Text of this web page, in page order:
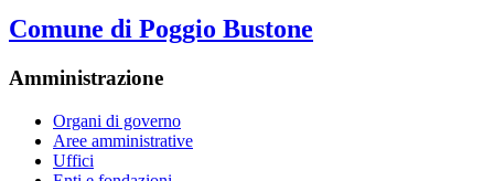
Comune di Poggio Bustone
Amministrazione
Organi di governo
Aree amministrative
Uffici